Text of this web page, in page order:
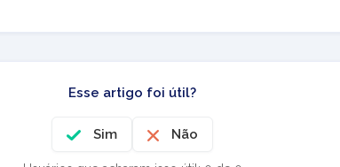
Esse artigo foi útil?
Sim Não